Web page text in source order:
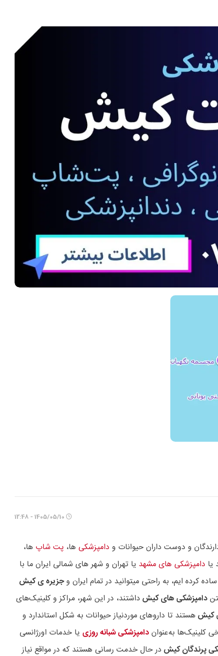
1405/05/10 - 12:48
و دوست داران حیوانات و دامپزشکی ها، پت شاپ ها،
یا دامپزشکی های مشهد یا تهران و شهر های شمالی ایران ما با
کرده ایم، به راحتی میتوانید در تمام ایران وجزیره ی کیش
دامپزشکی های کیش داشتند، در این شهر، مراکز و کلینیک‌های
کیش هستند تا داروهای موردنیاز حیوانات به شکل استاندارد و
کلینیک‌ها به‌عنواندامپزشکی شبانه روزی یا خدمات اورژانسی
پرندگان کیش در حال خدمت رسانی هستند که در مواقع نیاز